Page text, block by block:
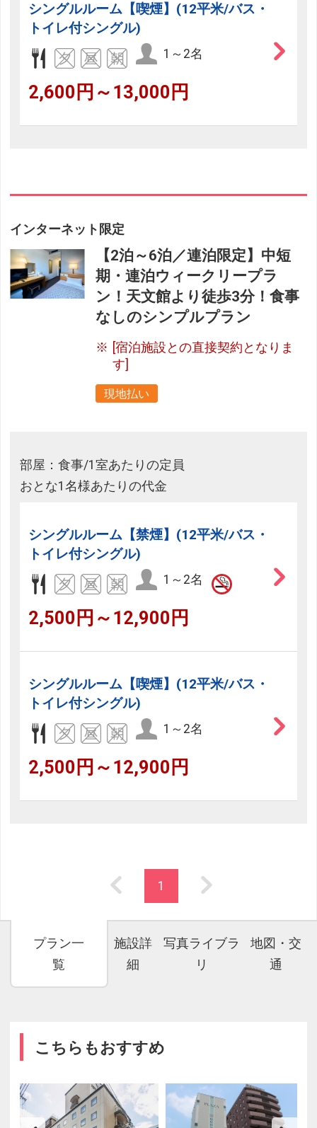
シングルルーム【喫煙】(12平米/バス・
トイレ付シングル)
1～2名
2,600円～13,000円
インターネット限定
【2泊～6泊／連泊限定】中短
期・連泊ウィークリープラ
ン！天文館より徒歩3分！食事
なしのシンプルプラン
[宿泊施設との直接契約となりま
す]
現地払い
部屋：食事/1室あたりの定員
おとな1名様あたりの代金
シングルルーム【禁煙】(12平米/バス・
トイレ付シングル)
1～2名
2,500円～12,900円
シングルルーム【喫煙】(12平米/バス・
トイレ付シングル)
1～2名
2,500円～12,900円
1
プラン一
覧
施設詳
細
写真ライブラ
リ
地図・交
通
こちらもおすすめ